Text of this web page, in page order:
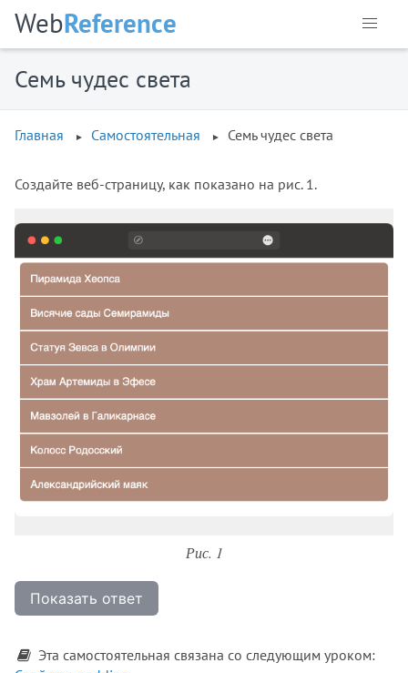
WebReference
Семь чудес света
Главная Самостоятельная Семь чудес света
Создайте веб-страницу, как показано на рис. 1.
Рис. 1
Показать ответ
Эта самостоятельная связана со следующим уроком: